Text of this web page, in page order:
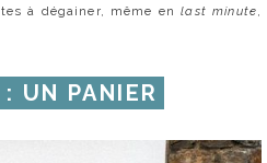
à dégainer, même enlast minute,
UN PANIER